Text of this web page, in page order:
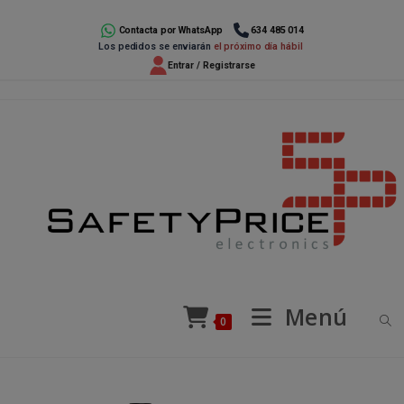
Contacta por WhatsApp
634 485 014
Los pedidos se enviarán el próximo día hábil
Entrar / Registrarse
0 Menú